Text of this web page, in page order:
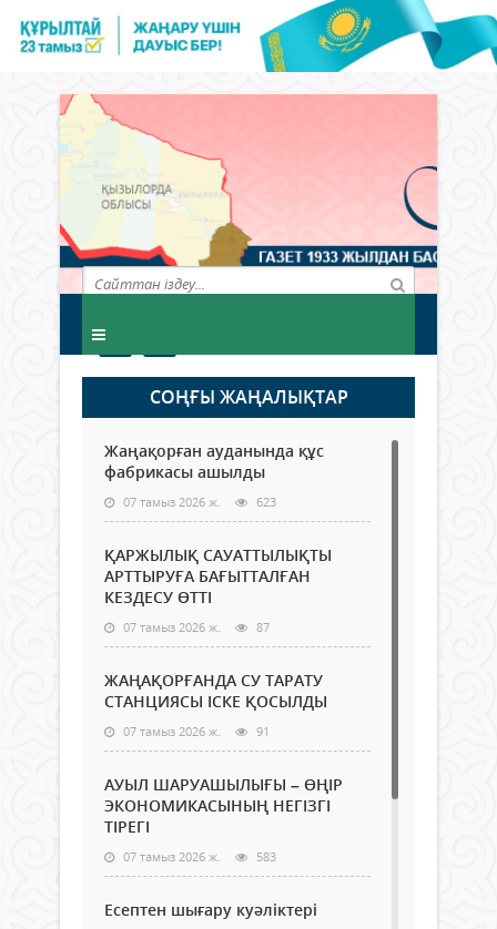
СОҢҒЫ ЖАҢАЛЫҚТАР
Жаңақорған ауданында құс
фабрикасы ашылды
07 тамыз 2026 ж. 623
ҚАРЖЫЛЫҚ САУАТТЫЛЫҚТЫ
АРТТЫРУҒА БАҒЫТТАЛҒАН
КЕЗДЕСУ ӨТТІ
07 тамыз 2026 ж. 87
ЖАҢАҚОРҒАНДА СУ ТАРАТУ
СТАНЦИЯСЫ ІСКЕ ҚОСЫЛДЫ
07 тамыз 2026 ж. 91
АУЫЛ ШАРУАШЫЛЫҒЫ – ӨҢІР
ЭКОНОМИКАСЫНЫҢ НЕГІЗГІ
ТІРЕГІ
07 тамыз 2026 ж. 583
Есептен шығару куәліктері